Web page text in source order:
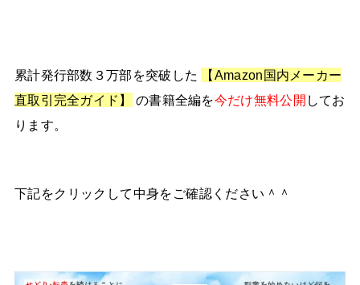
累計発行部数３万部を突破した
【Amazon国内メーカー
直取引完全ガイド】
の書籍全編を今だけ無料公開 してお
ります。
下記をクリックして中身をご確認ください＾＾